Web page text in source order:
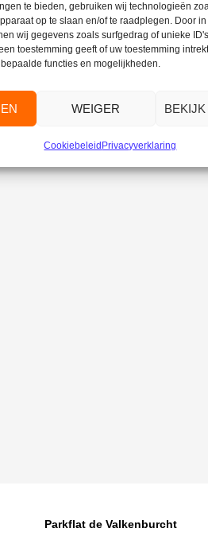
te bieden, gebruiken wij technologieën
op te slaan en/of te raadplegen. Door
wij gegevens zoals surfgedrag of unieke
toestemming geeft of uw toestemming
functies en mogelijkheden.
WEIGER
Cookiebeleid Privacyverklaring
betalen een bijdrage van € 5,-.
u nog een drankje drinken.
dan kunt u altijd contact
Parkflat de Valkenburcht